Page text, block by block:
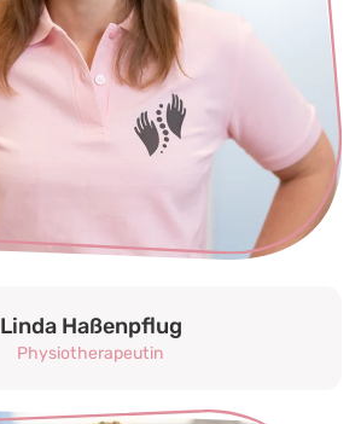
Linda Haßenpflug
Physiotherapeutin